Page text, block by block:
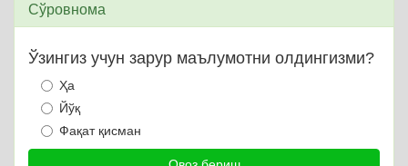
Сўровнома
Ўзингиз учун зарур маълумотни олдингизми?
Ҳа
Йўқ
Фақат қисман